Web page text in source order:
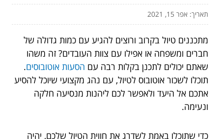
תאריך: אפר 15, 2021
מתכננים טיול בקרוב ורוצים להגיע עם כמות גדולה של
חברים ומשפחה או אפילו עם צוות העובדים? זה משהו
שאתם יכולים לתכנן בקלות רבה עם הסעות אוטובוסים.
תוכלו לשכור אוטובוס לטיול, עם נהג מקצועי שיוכל להסיע
אתכם אל היעד ולאפשר לכם ליהנות מנסיעה חלקה
ונעימה.
כדי שתוכלו באמת לשדרג את חווית הטיול שלכם, יהיה